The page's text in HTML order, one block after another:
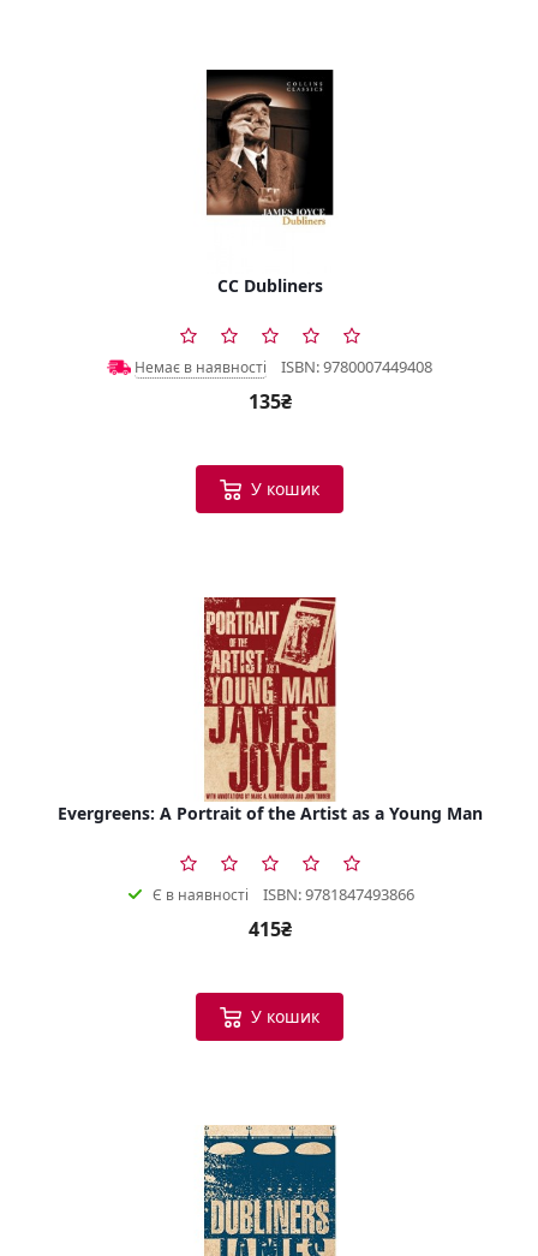
CC Dubliners
Немає в наявності ISBN: 9780007449408
135₴
У кошик
Evergreens: A Portrait of the Artist as a Young Man
Є в наявності ISBN: 9781847493866
415₴
У кошик